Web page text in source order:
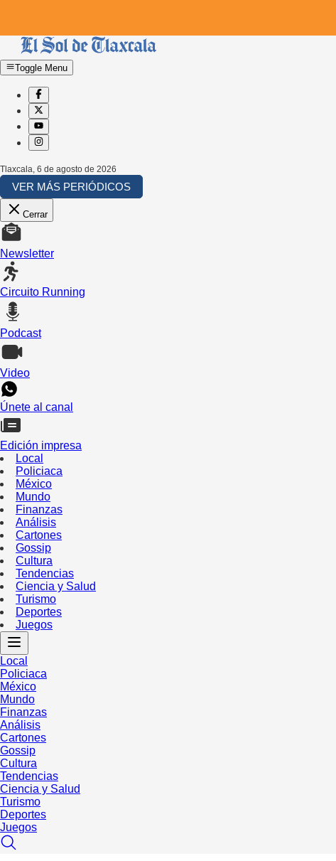
Toggle Menu
Tlaxcala 6 de agosto de 2026
VER MÁS PERIÓDICOS
Cerrar
Newsletter
Circuito Running
Podcast
Video
Únete al canal
Edición impresa
Local
Policiaca
México
Mundo
Finanzas
Análisis
Cartones
Gossip
Cultura
Tendencias
Ciencia y Salud
Turismo
Deportes
Juegos
Local
Policiaca
México
Mundo
Finanzas
Análisis
Cartones
Gossip
Cultura
Tendencias
Ciencia y Salud
Turismo
Deportes
Juegos